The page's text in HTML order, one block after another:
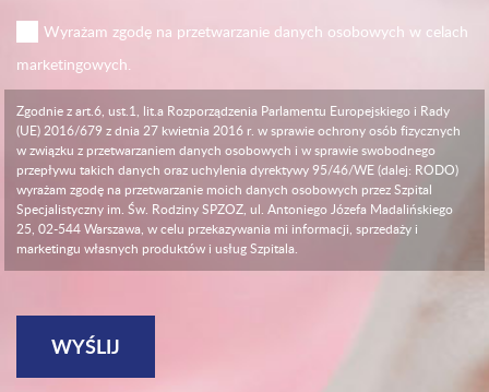
Wyrażam zgodę na przetwarzanie danych osobowych w celach
marketingowych.
Zgodnie z art.6, ust.1, lit.a Rozporządzenia Parlamentu Europejskiego i Rady
(UE) 2016/679 z dnia 27 kwietnia 2016 r. w sprawie ochrony osób fizycznych
w związku z przetwarzaniem danych osobowych i w sprawie swobodnego
przepływu takich danych oraz uchylenia dyrektywy 95/46/WE (dalej: RODO)
wyrażam zgodę na przetwarzanie moich danych osobowych przez Szpital
Specjalistyczny im. Św. Rodziny SPZOZ, ul. Antoniego Józefa Madalińskiego
25, 02-544 Warszawa, w celu przekazywania mi informacji, sprzedaży i
marketingu własnych produktów i usług Szpitala.